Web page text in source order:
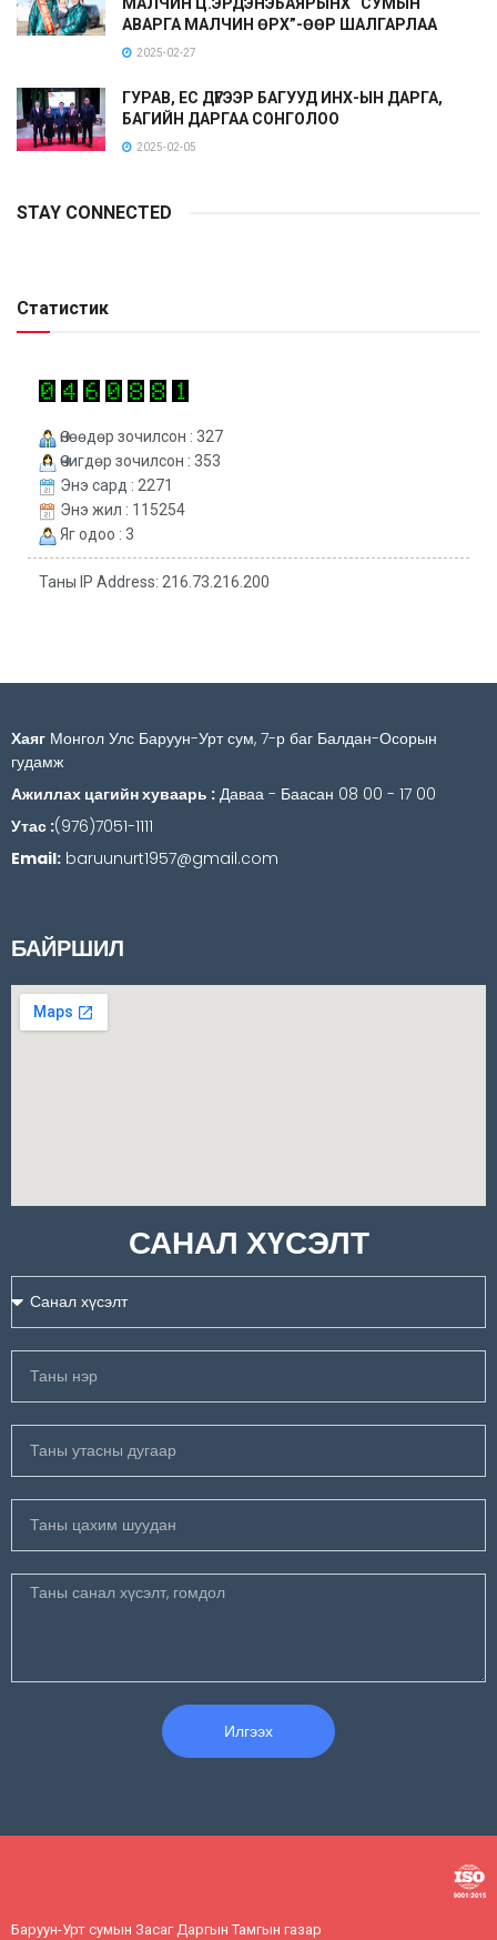
АВАРГА МАЛЧИН ӨРХ”-ӨӨР ШАЛГАРЛАА
2025-02-27
ГУРАВ, ЕС ДҮГЭЭР БАГУУД ИНХ-ЫН ДАРГА,
БАГИЙН ДАРГАА СОНГОЛОО
2025-02-05
STAY CONNECTED
Статистик
Өнөөдөр зочилсон : 327
Өчигдөр зочилсон : 353
Энэ сард : 2271
Энэ жил : 115254
Яг одоо : 3
Таны IP Address: 216.73.216.200
Хаяг Монгол Улс Баруун-Урт сум, 7-р баг Балдан-Осорын
гудамж
Ажиллах цагийн хуваарь : Даваа - Баасан 08 00 - 17 00
Утас :(976)7051-1111
Email: baruunurt1957@gmail.com
БАЙРШИЛ
САНАЛ ХҮСЭЛТ
Илгээх
Баруун-Урт сумын Засаг Даргын Тамгын газар